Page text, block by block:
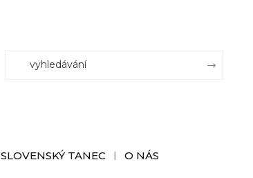
SLOVENSKÝ TANEC O NÁS